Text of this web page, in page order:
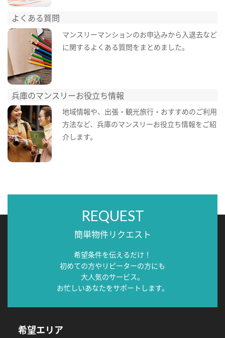
よくある質問
マンスリーマンションのお申込みから入退去など
に関するよくある質問をまとめました。
兵庫のマンスリーお役立ち情報
地域情報や、出張・観光旅行・おすすめのご利用
方法など、兵庫のマンスリーお役立ち情報をご紹
介します。
REQUEST
簡単物件リクエスト
希望条件を伝えるだけ！
初めての方やリピーターの方にも
大人気のサービス。
お忙しいあなたをサポートします。
希望エリア